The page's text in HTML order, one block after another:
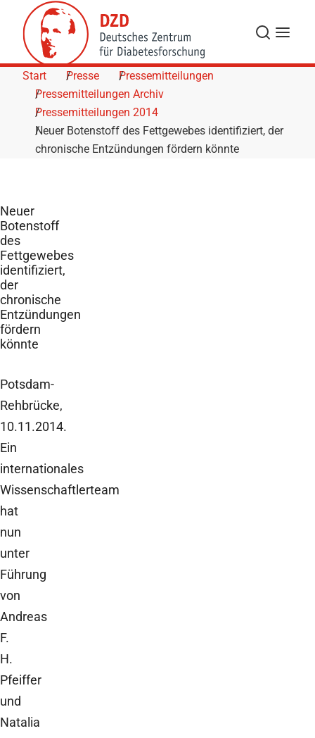
Skip to Content
Suche
Start Presse
Pressemitteilungen
Pressemitteilungen Archiv
Pressemitteilungen 2014
Neuer Botenstoff des Fettgewebes identifiziert, der
chronische Entzündungen fördern könnte
Neuer
Botenstoff
des
Fettgewebes
identifiziert,
der
chronische
Entzündungen
fördern
könnte
Potsdam-
Rehbrücke,
10.11.2014.
Ein
internationales
Wissenschaftlerteam
hat
nun
unter
Führung
von
Andreas
F.
H.
Pfeiffer
und
Natalia